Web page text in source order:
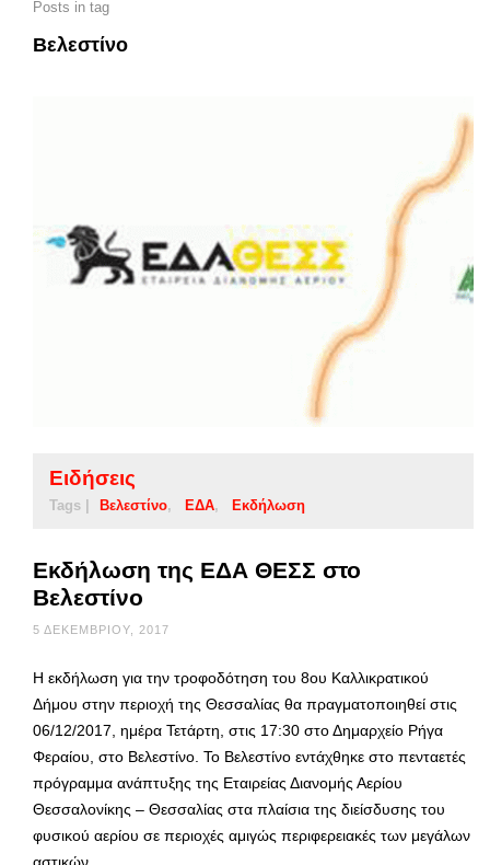
Posts in tag
Βελεστίνο
Ειδήσεις
Tags | Βελεστίνο ΕΔΑ Εκδήλωση
Εκδήλωση της ΕΔΑ ΘΕΣΣ στο
Βελεστίνο
5 ΔΕΚΕΜΒΡΊΟΥ, 2017
Η εκδήλωση για την τροφοδότηση του 8ου Καλλικρατικού
Δήμου στην περιοχή της Θεσσαλίας θα πραγματοποιηθεί στις
06/12/2017, ημέρα Τετάρτη, στις 17:30 στο Δημαρχείο Ρήγα
Φεραίου, στο Βελεστίνο. Το Βελεστίνο εντάχθηκε στο πενταετές
πρόγραμμα ανάπτυξης της Εταιρείας Διανομής Αερίου
Θεσσαλονίκης – Θεσσαλίας στα πλαίσια της διείσδυσης του
φυσικού αερίου σε περιοχές αμιγώς περιφερειακές των μεγάλων